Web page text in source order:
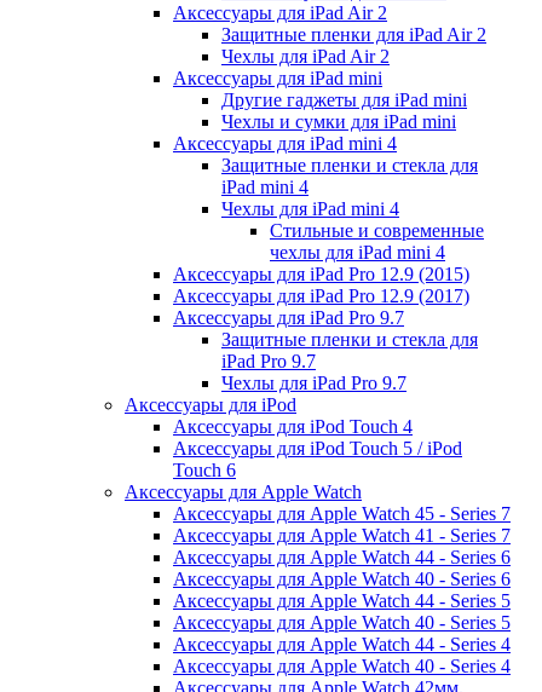
Аксессуары для iPad Air 2
Защитные пленки для iPad Air 2
Чехлы для iPad Air 2
Аксессуары для iPad mini
Другие гаджеты для iPad mini
Чехлы и сумки для iPad mini
Аксессуары для iPad mini 4
Защитные пленки и стекла для
iPad mini 4
Чехлы для iPad mini 4
Стильные и современные
чехлы для iPad mini 4
Аксессуары для iPad Pro 12.9 (2015)
Аксессуары для iPad Pro 12.9 (2017)
Аксессуары для iPad Pro 9.7
Защитные пленки и стекла для
iPad Pro 9.7
Чехлы для iPad Pro 9.7
Аксессуары для iPod
Аксессуары для iPod Touch 4
Аксессуары для iPod Touch 5 / iPod
Touch 6
Аксессуары для Apple Watch
Аксессуары для Apple Watch 45 - Series 7
Аксессуары для Apple Watch 41 - Series 7
Аксессуары для Apple Watch 44 - Series 6
Аксессуары для Apple Watch 40 - Series 6
Аксессуары для Apple Watch 44 - Series 5
Аксессуары для Apple Watch 40 - Series 5
Аксессуары для Apple Watch 44 - Series 4
Аксессуары для Apple Watch 40 - Series 4
Аксессуары для Apple Watch 42мм.